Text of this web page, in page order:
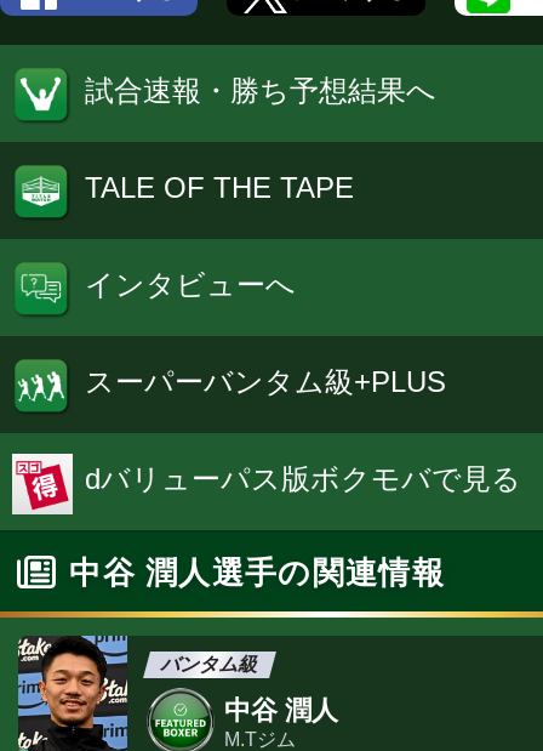
試合速報・勝ち予想結果へ
TALE OF THE TAPE
インタビューへ
スーパーバンタム級+PLUS
dバリューパス版ボクモバで見る
中谷 潤人選手の関連情報
バンタム級
中谷 潤人
M.Tジム